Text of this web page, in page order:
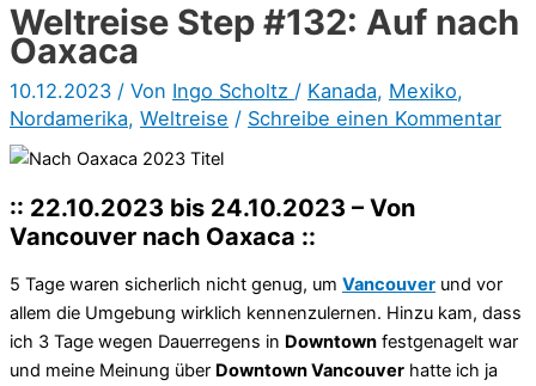
Weltreise Step #132: Auf nach
Oaxaca
10.12.2023 / Von Ingo Scholtz / Kanada, Mexiko,
Nordamerika, Weltreise / Schreibe einen Kommentar
:: 22.10.2023 bis 24.10.2023 – Von
Vancouver nach Oaxaca ::
5 Tage waren sicherlich nicht genug, um Vancouver und vor
allem die Umgebung wirklich kennenzulernen. Hinzu kam, dass
ich 3 Tage wegen Dauerregens in Downtown festgenagelt war
und meine Meinung über Downtown Vancouver hatte ich ja